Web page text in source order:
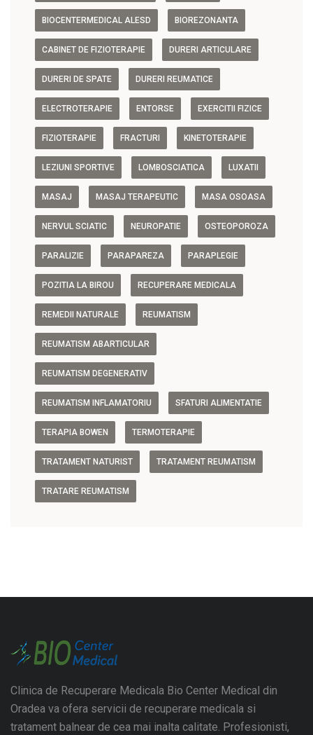
BIOCENTERMEDICAL ALESD BIOREZONANTA
CABINET DE FIZIOTERAPIE DURERI ARTICULARE
DURERI DE SPATE DURERI REUMATICE
ELECTROTERAPIE ENTORSE EXERCITII FIZICE
FIZIOTERAPIE FRACTURI KINETOTERAPIE
LEZIUNI SPORTIVE LOMBOSCIATICA LUXATII
MASAJ MASAJ TERAPEUTIC MASA OSOASA
NERVUL SCIATIC NEUROPATIE OSTEOPOROZA
PARALIZIE PARAPAREZA PARAPLEGIE
POZITIA LA BIROU RECUPERARE MEDICALA
REMEDII NATURALE REUMATISM
REUMATISM ABARTICULAR
REUMATISM DEGENERATIV
REUMATISM INFLAMATORIU SFATURI ALIMENTATIE
TERAPIA BOWEN TERMOTERAPIE
TRATAMENT NATURIST TRATAMENT REUMATISM
TRATARE REUMATISM
Clinica de Recuperare Medicala Bio Center Medical din
Oradea va ofera servicii de recuperare medicala si
tratament balnear de cea mai inalta calitate. Profesionisti,